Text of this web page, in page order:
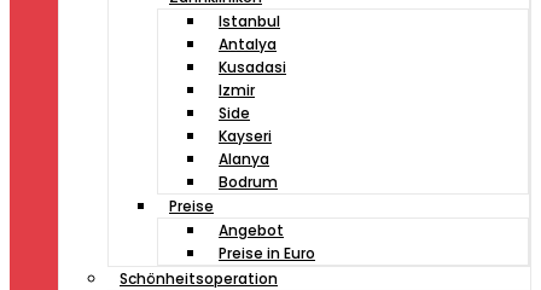
Istanbul
Antalya
Kusadasi
Izmir
Side
Kayseri
Alanya
Bodrum
Preise
Angebot
Preise in Euro
Schönheitsoperation